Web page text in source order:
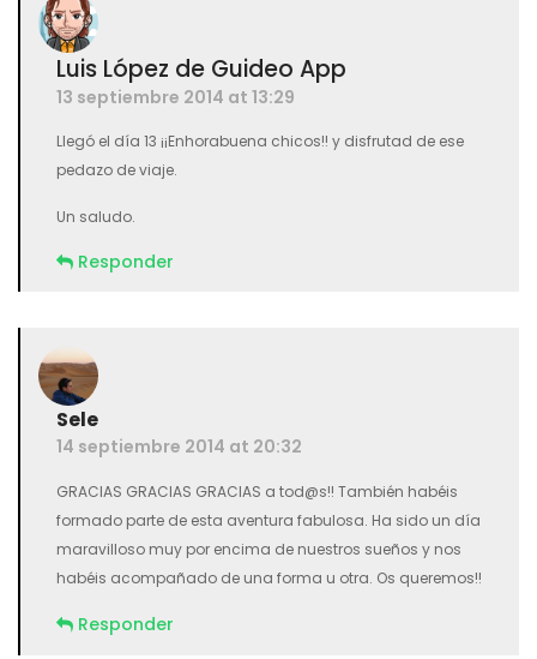
Luis López de Guideo App
13 septiembre 2014 at 13:29
Llegó el día 13 ¡¡Enhorabuena chicos!! y disfrutad de ese
pedazo de viaje.
Un saludo.
Responder
Sele
14 septiembre 2014 at 20:32
GRACIAS GRACIAS GRACIAS a tod@s!! También habéis
formado parte de esta aventura fabulosa. Ha sido un día
maravilloso muy por encima de nuestros sueños y nos
habéis acompañado de una forma u otra. Os queremos!!
Responder